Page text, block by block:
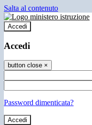
Salta al contenuto
Accedi
Accedi
button close ×
Password dimenticata?